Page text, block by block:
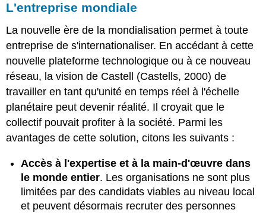
L'entreprise mondiale
La nouvelle ère de la mondialisation permet à toute
entreprise de s'internationaliser. En accédant à cette
nouvelle plateforme technologique ou à ce nouveau
réseau, la vision de Castell (Castells, 2000) de
travailler en tant qu'unité en temps réel à l'échelle
planétaire peut devenir réalité. Il croyait que le
collectif pouvait profiter à la société. Parmi les
avantages de cette solution, citons les suivants :
Accès à l'expertise et à la main-d'œuvre dans
le monde entier. Les organisations ne sont plus
limitées par des candidats viables au niveau local
et peuvent désormais recruter des personnes